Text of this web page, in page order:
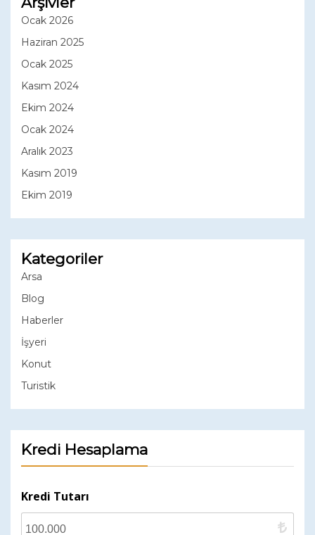
Ocak 2026
Haziran 2025
Ocak 2025
Kasım 2024
Ekim 2024
Ocak 2024
Aralık 2023
Kasım 2019
Ekim 2019
Kategoriler
Arsa
Blog
Haberler
İşyeri
Konut
Turistik
Kredi Hesaplama
Kredi Tutarı